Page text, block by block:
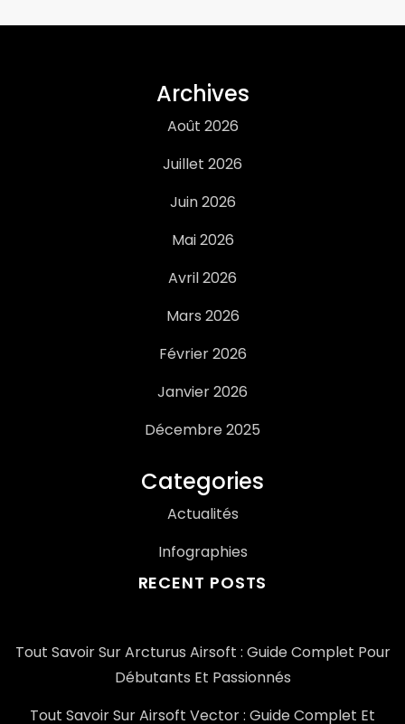
Archives
Août 2026
Juillet 2026
Juin 2026
Mai 2026
Avril 2026
Mars 2026
Février 2026
Janvier 2026
Décembre 2025
Categories
Actualités
Infographies
RECENT POSTS
Tout Savoir Sur Arcturus Airsoft : Guide Complet Pour
Débutants Et Passionnés
Tout Savoir Sur Airsoft Vector : Guide Complet Et